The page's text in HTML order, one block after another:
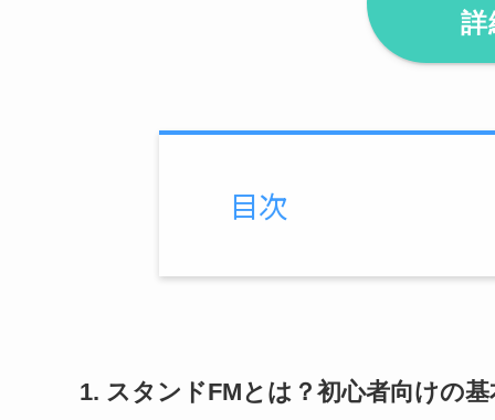
詳
目次
1. スタンドFMとは？初心者向けの基